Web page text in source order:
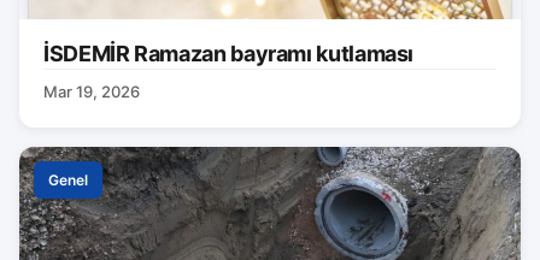
İSDEMİR Ramazan bayramı kutlaması
Mar 19, 2026
Genel